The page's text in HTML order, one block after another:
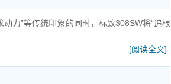
力”等传统印象的同时，标致308SW将“追根
[阅读全文]